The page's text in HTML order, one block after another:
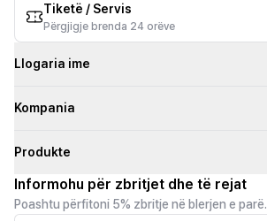
Tiketë / Servis
Përgjigje brenda 24 orëve
Llogaria ime
Kompania
Produkte
Informohu për zbritjet dhe të rejat
Poashtu përfitoni 5% zbritje në blerjen e parë.